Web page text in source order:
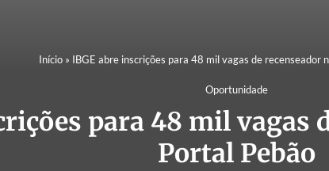
Início» IBGE abre inscrições para 48 mil vagas de recenseador
Oportunidade
para 48 mil vagas
Portal Pebão